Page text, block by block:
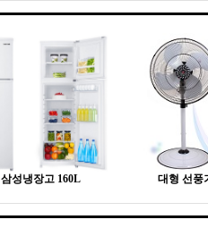
삼성냉장고 160L 대형 선풍